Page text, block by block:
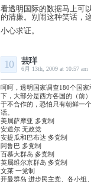
看透明国际的数据马上可
的清廉。别闹这种笑话，
小心求证。
芸珜
6月 13th, 2009 at 10:57 am
10
呵呵，透明国家调查180个国
下，大部分是西方各国的（前
于不合作的，恐怕只有朝鲜一
话。
美属萨摩亚 多党制
安道尔 无政党
安提瓜和巴布达 多党制
阿鲁巴 多党制
百慕大群岛 多党制
英属维尔京群岛 多党制
文莱 一党制
开曼群岛 进步民主党、各小组